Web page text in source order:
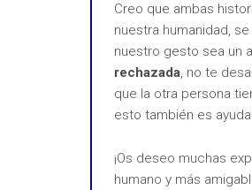
Creo que ambas
nuestra humanidad,
nuestro gesto sea un
rechazada, no te
que la otra persona
esto también es
¡Os deseo muchas
humano y más